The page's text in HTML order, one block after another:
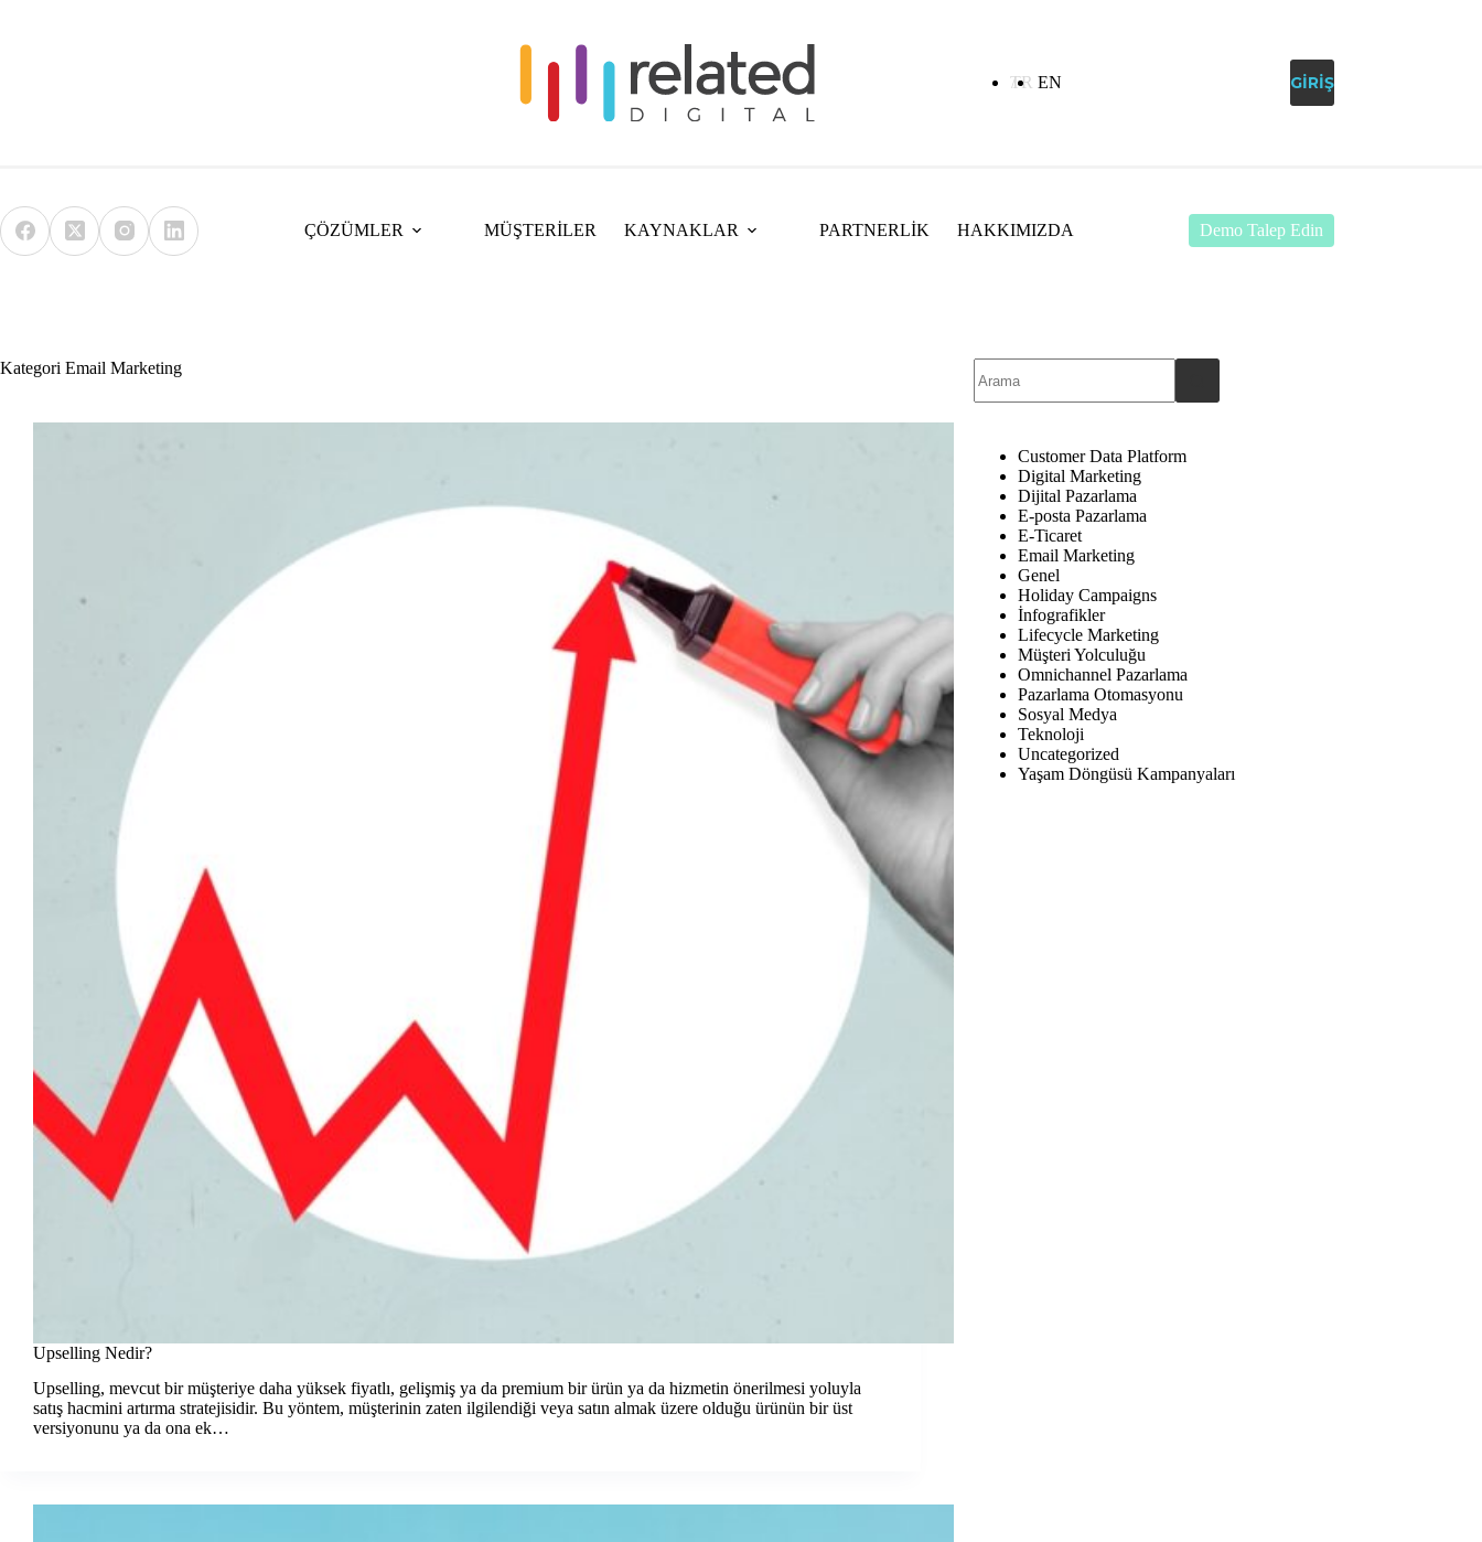
TR EN GIRIŞ
ÇÖZÜMLER MÜŞTERİLER KAYNAKLAR PARTNERLİK HAKKIMIZDA Demo Talep Edin
Kategori Email Marketing
Upselling Nedir?
Upselling, mevcut bir müşteriye daha yüksek fiyatlı, gelişmiş ya da premium bir ürün ya da hizmetin önerilmesi yoluyla
satış hacmini artırma stratejisidir. Bu yöntem, müşterinin zaten ilgilendiği veya satın almak üzere olduğu ürünün bir üst
versiyonunu ya da ona ek…
Customer Data Platform
Digital Marketing
Dijital Pazarlama
E-posta Pazarlama
E-Ticaret
Email Marketing
Genel
Holiday Campaigns
İnfografikler
Lifecycle Marketing
Müşteri Yolculuğu
Omnichannel Pazarlama
Pazarlama Otomasyonu
Sosyal Medya
Teknoloji
Uncategorized
Yaşam Döngüsü Kampanyaları